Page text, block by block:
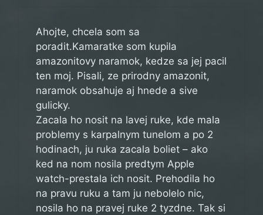
Ahojte, chcela som sa
poradit.Kamaratke som kupila
amazonitovy naramok, kedze sa jej pacil
ten moj. Pisali, ze prirodny amazonit,
naramok obsahuje aj hnede a sive
gulicky.
Zacala ho nosit na lavej ruke, kde mala
problemy s karpalnym tunelom a po 2
hodinach, ju ruka zacala boliet – ako
ked na nom nosila predtym Apple
watch-prestala ich nosit. Prehodila ho
na pravu ruku a tam ju nebolelo nic,
nosila ho na pravej ruke 2 tyzdne. Tak si